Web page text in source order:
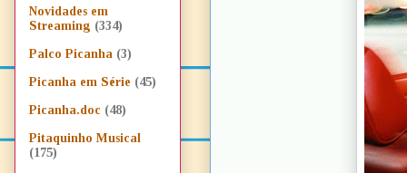
Novidades em
Streaming (334)
Palco Picanha (3)
Picanha em Série (45)
Picanha.doc (48)
Pitaquinho Musical
(175)